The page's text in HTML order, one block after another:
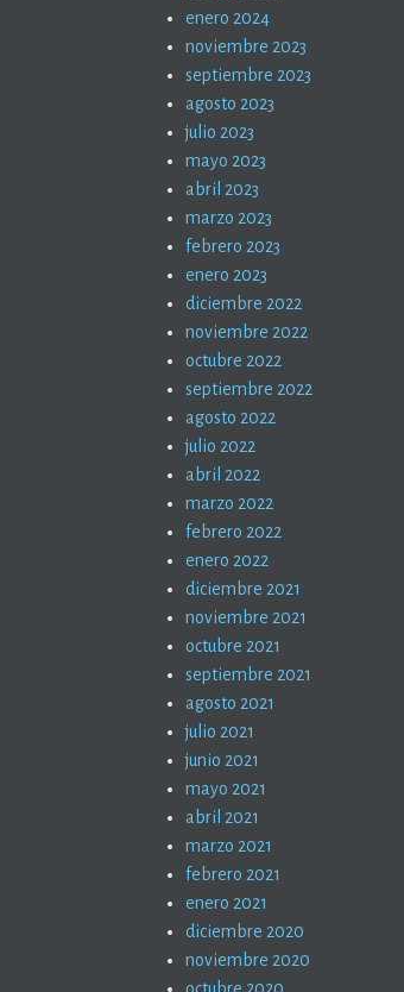
enero 2024
noviembre 2023
septiembre 2023
agosto 2023
julio 2023
mayo 2023
abril 2023
marzo 2023
febrero 2023
enero 2023
diciembre 2022
noviembre 2022
octubre 2022
septiembre 2022
agosto 2022
julio 2022
abril 2022
marzo 2022
febrero 2022
enero 2022
diciembre 2021
noviembre 2021
octubre 2021
septiembre 2021
agosto 2021
julio 2021
junio 2021
mayo 2021
abril 2021
marzo 2021
febrero 2021
enero 2021
diciembre 2020
noviembre 2020
octubre 2020